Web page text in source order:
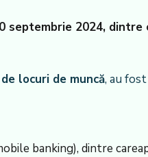
septembrie 2024,
locuri de muncă, au
banking), dintre